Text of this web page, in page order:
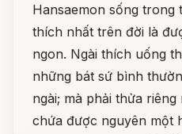
Hansaemon sống trong
thích nhất trên đời là
ngon. Ngài thích uống
những bát sứ bình
ngài; mà phải thửa
chứa được nguyên một